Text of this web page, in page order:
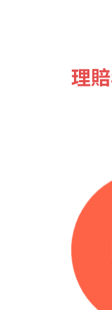
理